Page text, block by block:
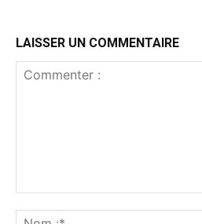
LAISSER UN COMMENTAIRE